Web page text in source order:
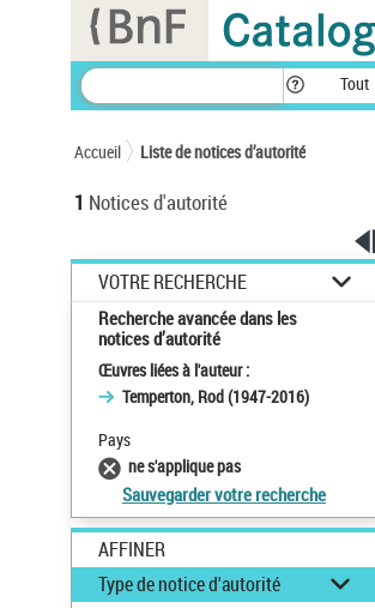
Tout
Accueil Liste de notices d’autorité
1 Notices d'autorité
VOTRE RECHERCHE
Recherche avancée dans les
notices d’autorité
Œuvres liées à l'auteur :
Temperton, Rod (1947-2016)
Pays
ne s'applique pas
Sauvegarder votre recherche
AFFINER
Type de notice d'autorité
Panneau de gestion des cookies